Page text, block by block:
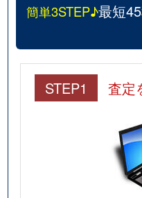
簡単3STEP♪最短
STEP1 査定